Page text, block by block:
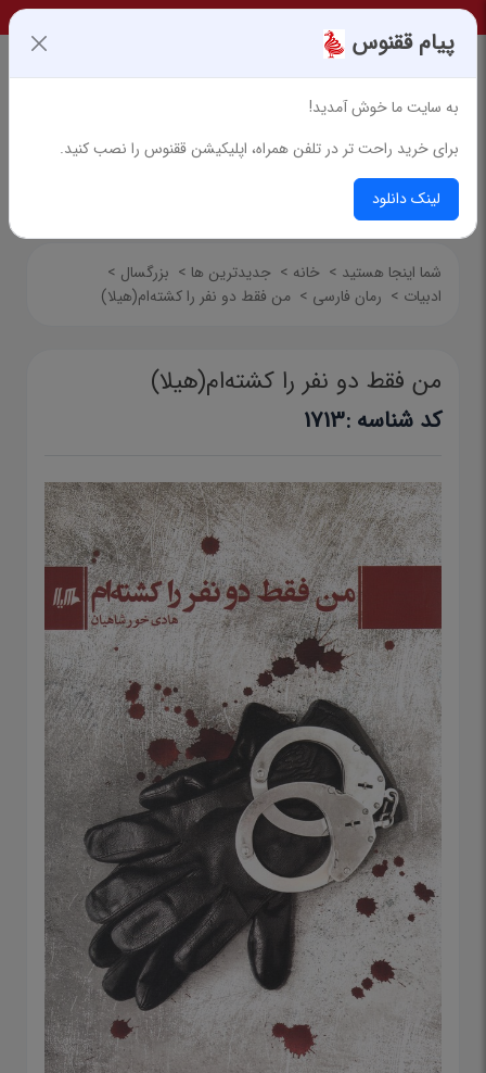
شما اینجا هستید > خانه > جدیدترین ها > بزرگسال >
ادبیات > رمان فارسی > من فقط دو نفر را کشته‌ام(هیلا)
من فقط دو نفر را کشته‌ام(هیلا)
کد شناسه :1713
پیام ققنوس
به سایت ما خوش آمدید!
برای خرید راحت تر در تلفن همراه، اپلیکیشن ققنوس را نصب کنید.
لینک دانلود